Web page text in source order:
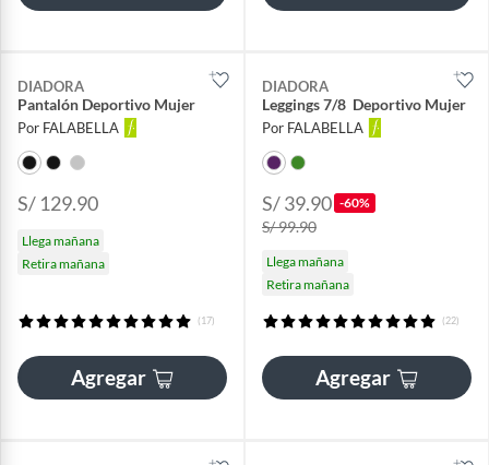
DIADORA
Pantalón Deportivo Mujer
Por FALABELLA
S/ 129.90
Llega mañana
Retira mañana
(17)
Agregar
DIADORA
Leggings 7/8 Deportivo Mujer
Por FALABELLA
S/ 39.90 -60%
S/ 99.90
Llega mañana
Retira mañana
(22)
Agregar